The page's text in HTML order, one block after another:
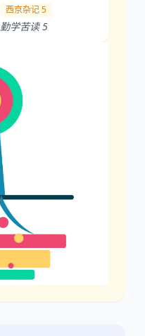
西京杂记 5
勤学苦读 5